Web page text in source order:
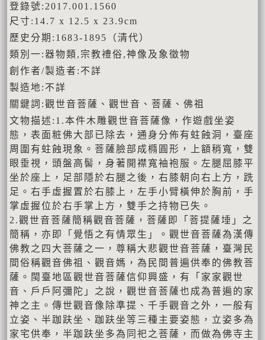
登錄號:2017.001.1560
尺寸:14.7 x 12.5 x 23.9cm
歷史分期:1683-1895（清代）
類別一:器物類,宗教禮俗,神像及象徵物
創作者/製造者:不詳
製造地:不詳
關鍵詞:觀世音菩薩、觀世音、菩薩、佛祖
文物描述:1.本件木雕觀世音菩薩像，作遊戲坐姿
態，表面粧佛大部已除去，通身分佈有蛀蝕洞，臺座
周圍有蛀蝕現象。菩薩臉部成橢圓形，上額稍寬，雙
眼垂視，頭盤高髻，身著開襟寬袖袍服。左腿屈膝平
坐於座上，足部隱於右腿之後，右膝朝向右上方，跣
足。右手虛握置於右膝上，左手小臂橫伸於胸前，手
掌虛握位於右手掌上方，雙手之持物已失。
2.觀世音菩薩簡稱觀音菩薩，菩薩即「菩提薩埵」之
簡稱，亦即「覺悟之有情眾生」。觀世音菩薩為漢傳
佛教之四大菩薩之一，尊稱大悲觀世音菩薩，臺灣民
間俗稱觀音佛祖、觀音媽，為民間普遍供奉的佛教菩
薩。閩臺地區觀世音菩薩信仰興盛，有「家家觀世
音、戶戶阿彌陀」之說，觀世音菩薩也成為普遍的家
神之主。傳世觀音像除準提、千手觀音之外，一般有
立姿、半跏趺坐、跏趺坐等三種主要姿態，立姿多為
家宅供奉，半跏趺坐多為同祀之菩薩，而做為佛寺主